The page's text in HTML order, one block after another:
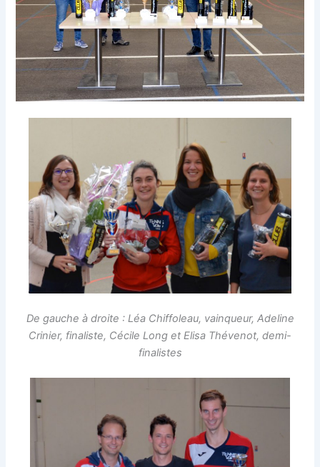
De gauche à droite : Léa Chiffoleau, vainqueur, Adeline
Crinier, finaliste, Cécile Long et Elisa Thévenot, demi-
finalistes